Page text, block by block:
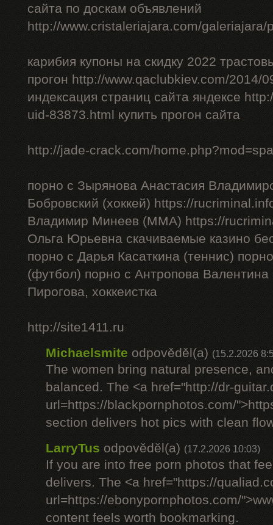
сайта по доскам объявлений
http://www.cristaleriajara.com/galeriajara/
карибия купоны на скидку 2022
прогон http://www.qaclubkiev.com/2014/
индексация страниц сайта яндексе
uid-83873.html купить прогон сайта
http://jade-crack.com/
порно с Зырянова Анастасия
Бобровский (хоккей) https://
Владимир Минеев (ММА) https://
Ольга Юрьевна скачиваемые казино
порно с Дарья Касаткина (теннис)
(футбол) порно с Антропова
Пирогова, хоккеистка
http://site1411.ru
Michaelsmite odpověděl(a) (15.2.2026
The women bring natural presence,
balanced. The <a href="http://dr-
url=https://blackpornphotos.com/
section delivers hot pics with clean
LarryTus odpověděl(a) (17.2.2026 10:03)
If you are into free porn photos that
delivers. The <a href="https://
url=https://ebonypornphotos.com/
content feels worth bookmarking.